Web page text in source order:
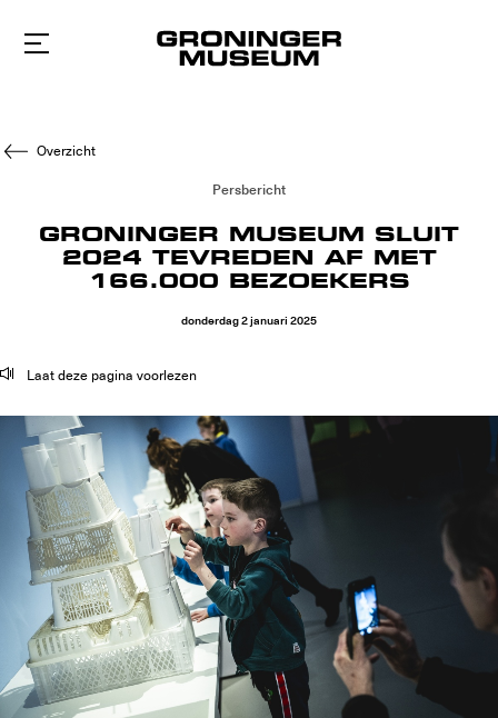
Naar
hoofdinhoud
Overzicht
Persbericht
GRONINGER MUSEUM SLUIT
2024 TEVREDEN AF MET
166.000 BEZOEKERS
donderdag2januari 2025
Laat deze pagina voorlezen